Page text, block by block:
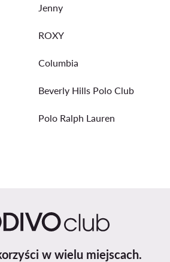
Jenny
ROXY
Columbia
Beverly Hills Polo Club
Polo Ralph Lauren
w wielu miejscach.